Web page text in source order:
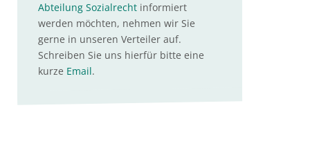
Abteilung Sozialrechtinformiert
werden möchten, nehmen wir Sie
gerne in unseren Verteiler auf.
Schreiben Sie uns hierfür bitte eine
kurze Email.